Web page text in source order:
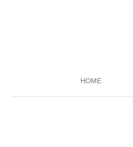
HOME